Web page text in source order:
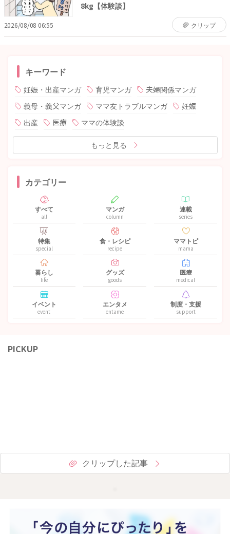
8kg【体験談】
2026/08/08 06:55 クリップ
キーワード
妊娠・出産マンガ 育児マンガ
夫婦関係マンガ
義母・義父マンガ
ママ友トラブルマンガ
妊娠
出産
医療 ママの体験談
もっと見る
カテゴリー
すべて
all
マンガ
column
連載
series
特集
special
食・レシピ
recipe
ママトピ
mama
暮らし
life
グッズ
goods
医療
medical
イベント
event
エンタメ
entame
制度・支援
support
PICKUP
クリップした記事